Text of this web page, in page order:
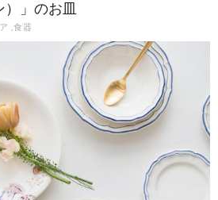
」のお皿
食器